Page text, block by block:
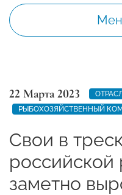
22 Марта 2023
РЫБОХОЗЯЙСТВЕННЫЙ
Свои в
заметно